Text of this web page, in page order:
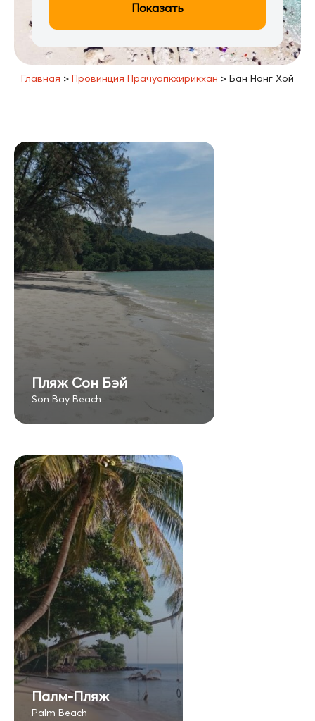
Показать
Главная > Провинция Прачуапкхирикхан > Бан Нонг Хой
Пляж Сон Бэй
Son Bay Beach
Палм-Пляж
Palm Beach